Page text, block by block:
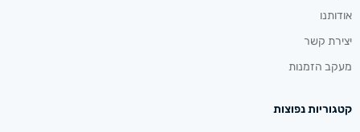
אודותנו
יצירת קשר
מעקב הזמנות
קטגוריות נפוצות